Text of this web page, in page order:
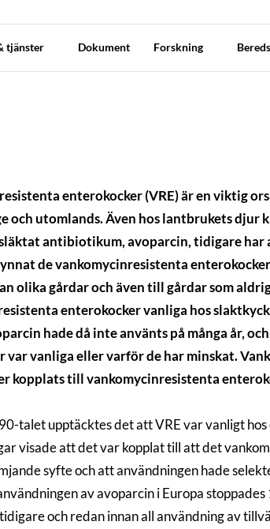
tjänster Dokument Forskning
enterokocker (VRE) är en viktig
och utomlands. Även hos lantbrukets
antibiotikum, avoparcin, tidigare
de vankomycinresistenta
olika gårdar och även till gårdar som
enterokocker vanliga hos
hade då inte använts på många år,
var vanliga eller varför de har minskat.
kopplats till vankomycinresistenta
talet upptäcktes det att VRE var vanligt
visade att det var kopplat till att det
syfte och att användningen hade
av avoparcin i Europa
och redan innan all användning av